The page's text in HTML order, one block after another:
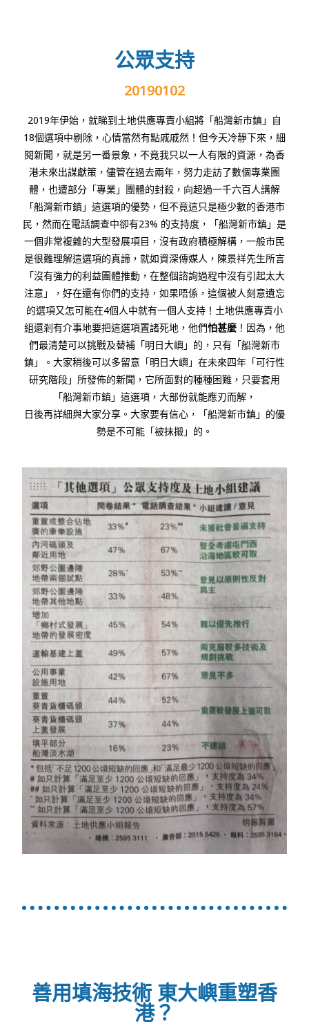
公眾支持
20190102
2019年伊始，就睇到土地供應專責小組將「船灣新市鎮」自
18個選項中剔除，心情當然有點戚戚然！但今天冷靜下來，細
閱新聞，就是另一番景象，不竟我只以一人有限的資源，為香
港未來出謀獻策，儘管在過去兩年，努力走訪了數個專業團
體，也遭部分「專業」團體的封殺，向超過一千六百人講解
「船灣新市鎮」這選項的優勢，但不竟這只是極少數的香港市
民，然而在電話調查中卻有23% 的支持度，「船灣新市鎮」是
一個非常複雜的大型發展項目，沒有政府積極解構，一般市民
是很難理解這選項的真諦，就如資深傳媒人，陳景祥先生所言
「沒有強力的利益團體推動，在整個諮詢過程中沒有引起太大
注意」，好在還有你們的支持，如果唔係，這個被人刻意遺忘
的選項又怎可能在4個人中就有一個人支持！土地供應專責小
組還剎有介事地要把這選項置諸死地，他們怕甚麼 ！因為，他
們最清楚可以挑戰及替補「明日大嶼」的，只有「船灣新市
鎮」。大家稍後可以多留意「明日大嶼」在未來四年「可行性
研究階段」所發佈的新聞，它所面對的種種困難，只要套用
「船灣新市鎮」這選項，大部份就能應刃而解，
日後再詳細與大家分享。大家要有信心，「船灣新市鎮」的優
勢是不可能「被抺摋」的。
善用填海技術 東大嶼重塑香
港？